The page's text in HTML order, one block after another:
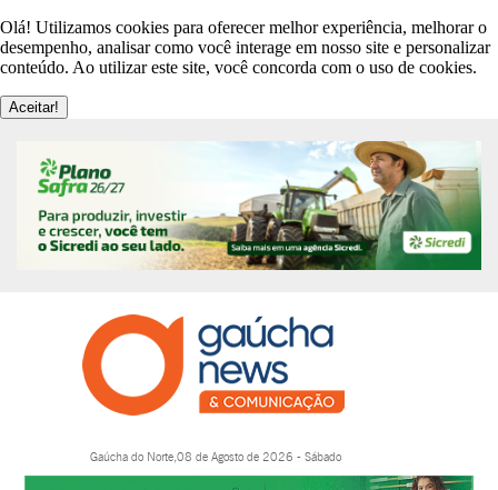
Olá! Utilizamos cookies para oferecer melhor experiência, melhorar o
desempenho, analisar como você interage em nosso site e personalizar
conteúdo. Ao utilizar este site, você concorda com o uso de cookies.
Aceitar!
Gaúcha do Norte,08 de Agosto de 2026 - Sábado